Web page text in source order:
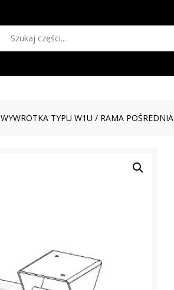
WYWROTKA TYPU W1U / RAMA POŚREDNIA